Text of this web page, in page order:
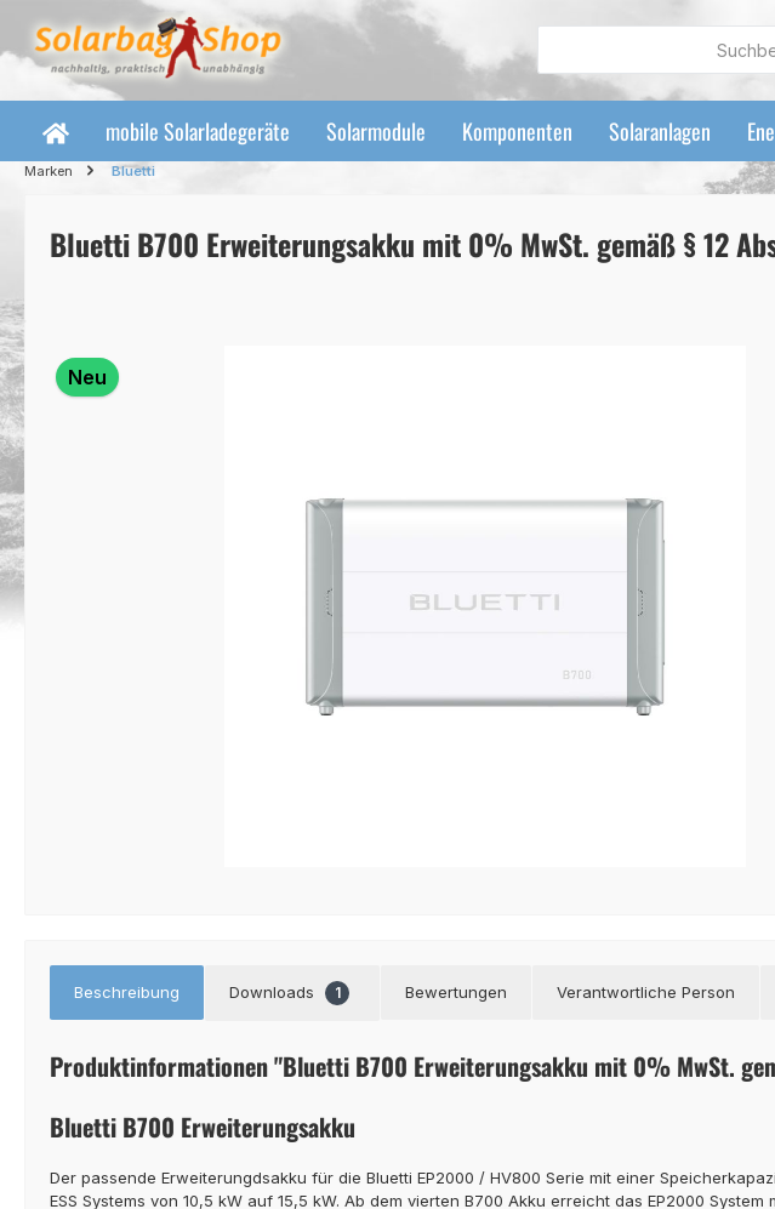
Hauptinhalt springen
Zur Suche springen
Zur Hauptnavigation springen
mobile Solarladegeräte Solarmodule Komponenten Solaranlagen
Marken Bluetti
Bluetti B700 Erweiterungsakku mit 0% MwSt. gemäß § 12
Bildergalerie überspringen
Neu
Beschreibung Downloads 1 Bewertungen Verantwortliche Person
Produktinformationen "Bluetti B700 Erweiterungsakku mit 0% MwSt.
Bluetti B700 Erweiterungsakku
Der passende Erweiterungdsakku für die Bluetti EP2000 / HV800 Serie mit einer
ESS Systems von 10,5 kW auf 15,5 kW. Ab dem vierten B700 Akku erreicht das EP2000